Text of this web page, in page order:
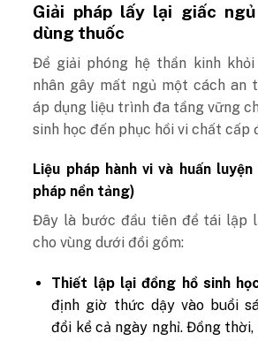
Giải pháp lấy lại giấc
dùng thuốc
Để giải phóng hệ thần kinh
nhân gây mất ngủ một cách an
áp dụng liệu trình đa tầng vững
sinh học đến phục hồi vi chất cấp
Liệu pháp hành vi và huấn
pháp nền tảng)
Đây là bước đầu tiên để tái lập
cho vùng dưới đồi gồm:
Thiết lập lại đồng hồ sinh
định giờ thức dậy vào buổi
đổi kể cả ngày nghỉ. Đồng